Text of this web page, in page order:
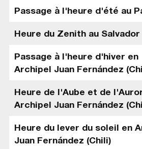
Passage à l'heure d'été au
Heure du Zenith au Salvador
Passage à l'heure d'hiver en
Archipel Juan Fernández
Heure de l'Aube et de
Archipel Juan Fernández
Heure du lever du soleil en
Juan Fernández (Chili)